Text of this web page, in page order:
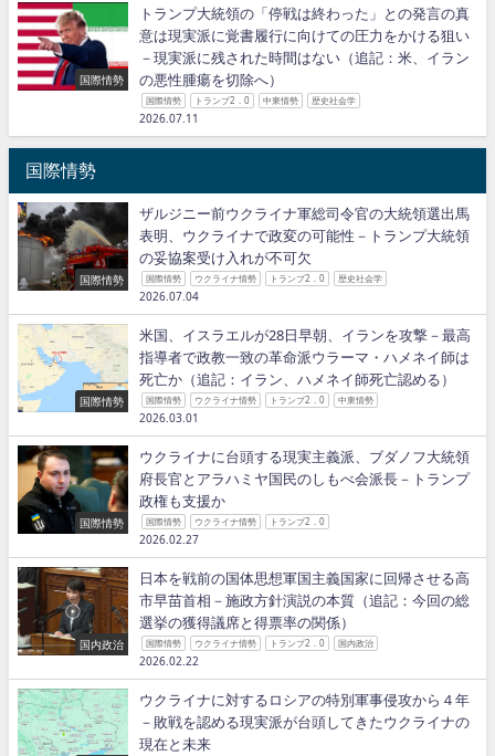
国際情勢
トランプ大統領の「停戦は終わった」との発言の真
意は現実派に覚書履行に向けての圧力をかける狙い
－現実派に残された時間はない（追記：米、イラン
の悪性腫瘍を切除へ）
国際情勢 トランプ2．0 中東情勢 歴史社会学
2026.07.11
国際情勢
国際情勢
ザルジニー前ウクライナ軍総司令官の大統領選出馬
表明、ウクライナで政変の可能性－トランプ大統領
の妥協案受け入れが不可欠
国際情勢 ウクライナ情勢 トランプ2．0 歴史社会学
2026.07.04
国際情勢
米国、イスラエルが28日早朝、イランを攻撃－最高
指導者で政教一致の革命派ウラーマ・ハメネイ師は
死亡か（追記：イラン、ハメネイ師死亡認める）
国際情勢 ウクライナ情勢 トランプ2．0 中東情勢
2026.03.01
国際情勢
ウクライナに台頭する現実主義派、ブダノフ大統領
府長官とアラハミヤ国民のしもべ会派長－トランプ
政権も支援か
国際情勢 ウクライナ情勢 トランプ2．0
2026.02.27
国内政治
日本を戦前の国体思想軍国主義国家に回帰させる高
市早苗首相－施政方針演説の本質（追記：今回の総
選挙の獲得議席と得票率の関係）
国際情勢 ウクライナ情勢 トランプ2．0 国内政治
2026.02.22
ウクライナに対するロシアの特別軍事侵攻から４年
－敗戦を認める現実派が台頭してきたウクライナの
現在と未来